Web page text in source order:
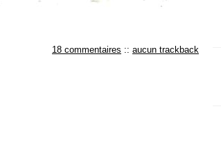
18 commentaires :: aucun trackback